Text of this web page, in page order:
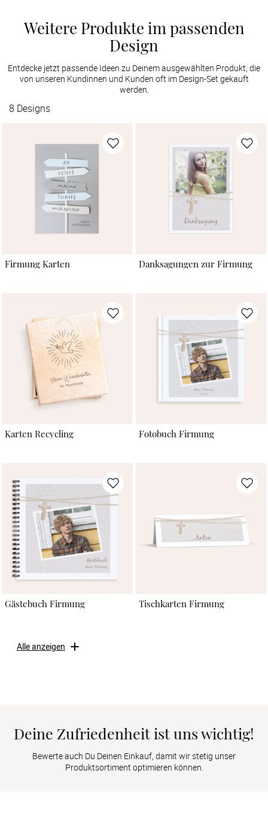
Weitere Produkte im passenden
Design
Entdecke jetzt passende Ideen zu Deinem ausgewählten Produkt, die
von unseren Kundinnen und Kunden oft im Design-Set gekauft
werden.
8 Designs
Firmung Karten Danksagungen zur Firmung
Karten Recycling Fotobuch Firmung
Gästebuch Firmung Tischkarten Firmung
Alle anzeigen
Deine Zufriedenheit ist uns wichtig!
Bewerte auch Du Deinen Einkauf, damit wir stetig unser
Produktsortiment optimieren können.